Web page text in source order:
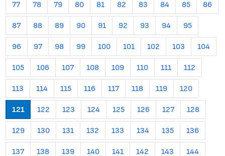
77 78 79 80 81 82 83 84 85 86
87 88 89 90 91 92 93 94 95
96 97 98 99 100 101 102 103 104
105 106 107 108 109 110 111 112
113 114 115 116 117 118 119 120
121 122 123 124 125 126 127 128
129 130 131 132 133 134 135 136
137 138 139 140 141 142 143 144